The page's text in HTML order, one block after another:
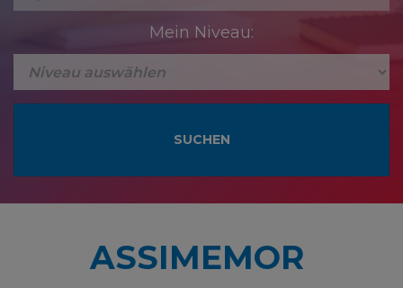
Mein Niveau:
ASSIMEMOR